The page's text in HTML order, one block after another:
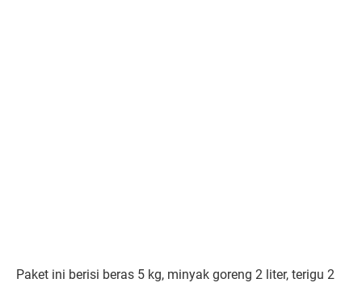
Paket ini berisi beras 5 kg, minyak goreng 2 liter, terigu 2